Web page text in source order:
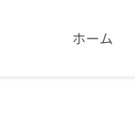
ホーム